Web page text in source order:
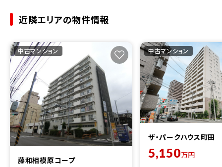
近隣エリアの物件情報
中古マンション
藤和相模原コープ
中古マンション
ザ・パークハウス町田
5,150万円